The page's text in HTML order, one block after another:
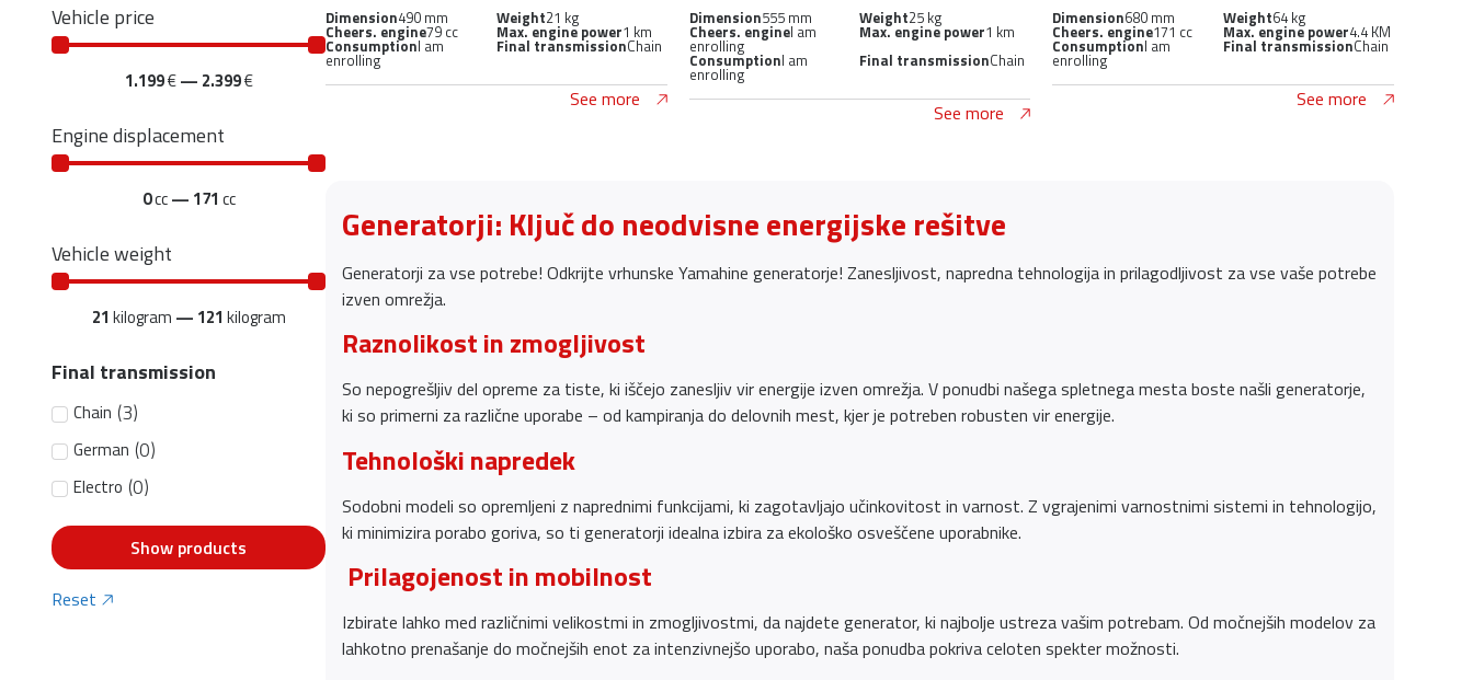
Vehicle price
1.199€— 2.399€
Engine displacement
0cc— 171 cc
Vehicle weight
21 kilogram — 121 kilogram
Final transmission
Chain (3)
German (0)
Electro (0)
Show products
Reset
Dimension490 mm Weight21 kg
Cheers. engine79 cc Max. engine power1 km
ConsumptionI am
enrolling
Final transmissionChain
See more
Dimension555 mm Weight25 kg
Cheers. engineI am
enrolling
Max. engine power1 km
ConsumptionI am
enrolling
Final transmissionChain
See more
Dimension680 mm Weight64 kg
Cheers. engine171 cc Max. engine power4.4 KM
ConsumptionI am
enrolling
Final transmissionChain
See more
Generatorji: Ključ do neodvisne energijske rešitve
Generatorji za vse potrebe! Odkrijte vrhunske Yamahine generatorje! Zanesljivost, napredna tehnologija in prilagodljivost za vse vaše potrebe
izven omrežja.
Raznolikost in zmogljivost
So nepogrešljiv del opreme za tiste, ki iščejo zanesljiv vir energije izven omrežja. V ponudbi našega spletnega mesta boste našli generatorje,
ki so primerni za različne uporabe – od kampiranja do delovnih mest, kjer je potreben robusten vir energije.
Tehnološki napredek
Sodobni modeli so opremljeni z naprednimi funkcijami, ki zagotavljajo učinkovitost in varnost. Z vgrajenimi varnostnimi sistemi in tehnologijo,
ki minimizira porabo goriva, so ti generatorji idealna izbira za ekološko osveščene uporabnike.
Prilagojenost in mobilnost
Izbirate lahko med različnimi velikostmi in zmogljivostmi, da najdete generator, ki najbolje ustreza vašim potrebam. Od močnejših modelov za
lahkotno prenašanje do močnejših enot za intenzivnejšo uporabo, naša ponudba pokriva celoten spekter možnosti.